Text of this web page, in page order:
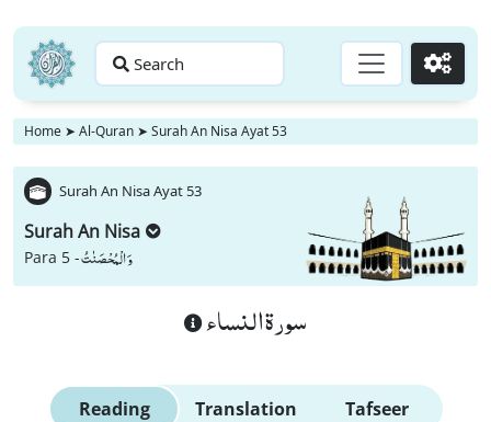
Search Go
Home ➤ Al-Quran ➤ Surah An Nisa Ayat 53
Surah An Nisa Ayat 53
Surah An Nisa
Para 5 -وَ الْمُحْصَنٰتُ
سورة النساء
Reading Translation Tafseer